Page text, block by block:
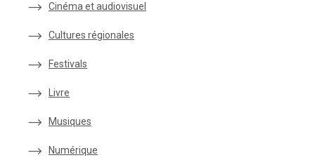
Cinéma et audiovisuel
Cultures régionales
Festivals
Livre
Musiques
Numérique